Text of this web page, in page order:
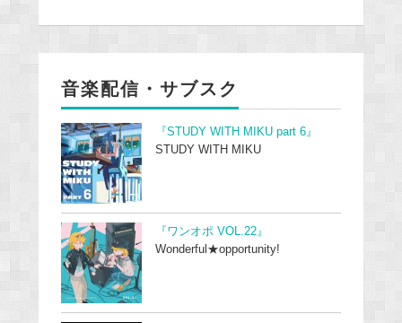
音楽配信・サブスク
『STUDY WITH MIKU part 6』
STUDY WITH MIKU
『ワンオポ VOL.22』
Wonderful★opportunity!